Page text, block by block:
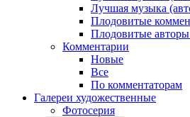
Лучшая музыка
Плодовитые
Плодовитые
Комментарии
Новые
Все
По комментаторам
Галереи художественные
Фотосерия